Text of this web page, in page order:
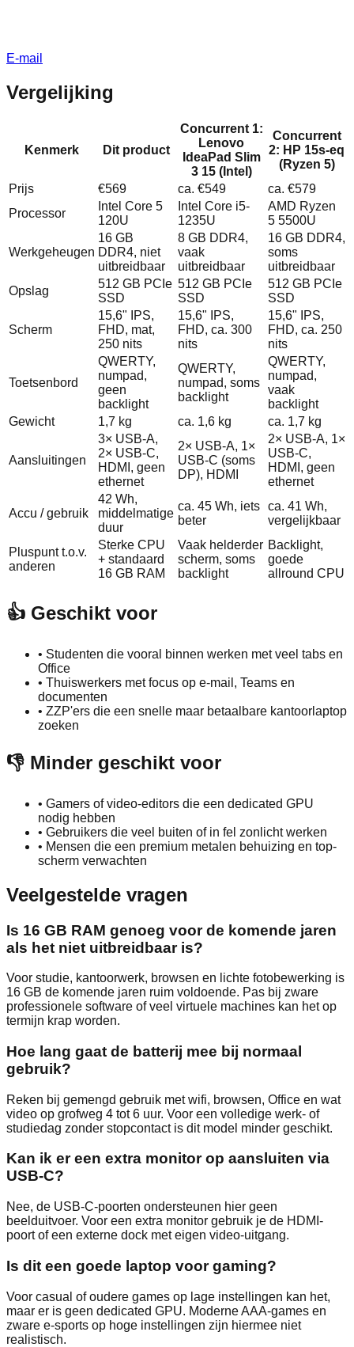
E-mail
Vergelijking
Kenmerk Dit product
Concurrent 1:
Lenovo
IdeaPad Slim
3 15 (Intel)
Concurrent
2: HP 15s-eq
(Ryzen 5)
Prijs
€569 ca. €549
ca. €579
Processor
Intel Core 5
120U
Intel Core i5-
1235U
AMD Ryzen
5 5500U
Werkgeheugen
16 GB
DDR4, niet
uitbreidbaar
8 GB DDR4,
vaak
uitbreidbaar
16 GB DDR4,
soms
uitbreidbaar
Opslag
512 GB PCIe
SSD
512 GB PCIe
SSD
512 GB PCIe
SSD
Scherm
15,6" IPS,
FHD, mat,
250 nits
15,6" IPS,
FHD, ca. 300
nits
15,6" IPS,
FHD, ca. 250
nits
Toetsenbord
QWERTY,
numpad,
geen
backlight
QWERTY,
numpad, soms
backlight
QWERTY,
numpad,
vaak
backlight
Gewicht
1,7 kg ca. 1,6 kg ca. 1,7 kg
Aansluitingen
3× USB-A,
2× USB-C,
HDMI, geen
ethernet
2× USB-A, 1×
USB-C (soms
DP), HDMI
2× USB-A, 1×
USB-C,
HDMI, geen
ethernet
Accu / gebruik
42 Wh,
middelmatige
duur
ca. 45 Wh, iets
beter
ca. 41 Wh,
vergelijkbaar
Pluspunt t.o.v.
anderen
Sterke CPU
+ standaard
16 GB RAM
Vaak helderder
scherm, soms
backlight
Backlight,
goede
allround CPU
👍 Geschikt voor
• Studenten die vooral binnen werken met veel tabs en
Office
• Thuiswerkers met focus op e-mail, Teams en
documenten
• ZZP'ers die een snelle maar betaalbare kantoorlaptop
zoeken
👎 Minder geschikt voor
• Gamers of video-editors die een dedicated GPU
nodig hebben
• Gebruikers die veel buiten of in fel zonlicht werken
• Mensen die een premium metalen behuizing en top-
scherm verwachten
Veelgestelde vragen
Is 16 GB RAM genoeg voor de komende jaren
als het niet uitbreidbaar is?
Voor studie, kantoorwerk, browsen en lichte fotobewerking is
16 GB de komende jaren ruim voldoende. Pas bij zware
professionele software of veel virtuele machines kan het op
termijn krap worden.
Hoe lang gaat de batterij mee bij normaal
gebruik?
Reken bij gemengd gebruik met wifi, browsen, Office en wat
video op grofweg 4 tot 6 uur. Voor een volledige werk- of
studiedag zonder stopcontact is dit model minder geschikt.
Kan ik er een extra monitor op aansluiten via
USB-C?
Nee, de USB-C-poorten ondersteunen hier geen
beelduitvoer. Voor een extra monitor gebruik je de HDMI-
poort of een externe dock met eigen video-uitgang.
Is dit een goede laptop voor gaming?
Voor casual of oudere games op lage instellingen kan het,
maar er is geen dedicated GPU. Moderne AAA-games en
zware e-sports op hoge instellingen zijn hiermee niet
realistisch.